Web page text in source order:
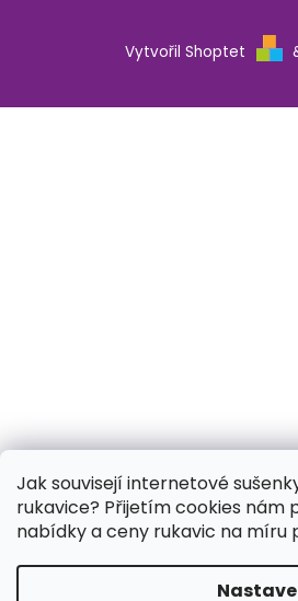
Jak souvisejí internetové
rukavice? Přijetím cookies nám
nabídky a ceny rukavic na míru
Vytvořil Shoptet